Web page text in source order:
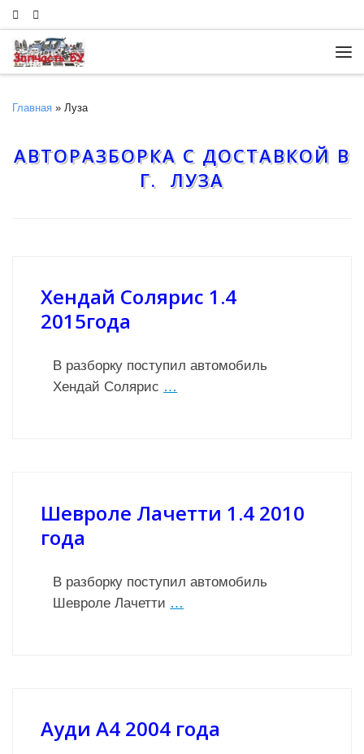
Skip to content
Главная » Луза
АВТОРАЗБОРКА С ДОСТАВКОЙ В
Г. ЛУЗА
Хендай Солярис 1.4
2015года
В разборку поступил автомобиль
Хендай Солярис …
Шевроле Лачетти 1.4 2010
года
В разборку поступил автомобиль
Шевроле Лачетти …
Ауди А4 2004 года